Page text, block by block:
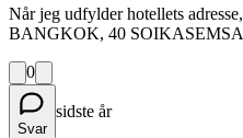
Når jeg udfylder hotellets
BANGKOK, 40
0
Svar
sidste år